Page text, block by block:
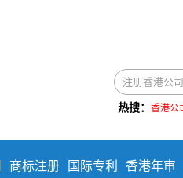
热搜： 香港公
商标注册 国际专利 香港年审